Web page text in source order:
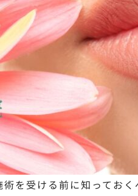
を受ける前に知っておく